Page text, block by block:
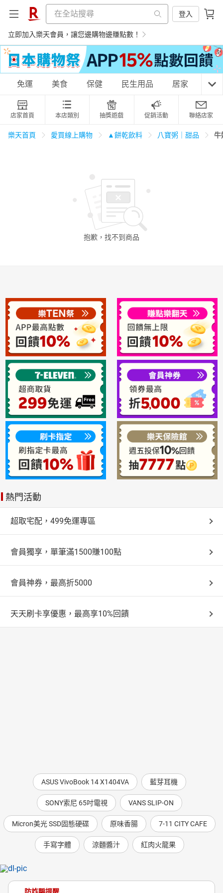
登入
立即加入樂天會員，讓您邊購物邊賺點數！
購物網分類
天天免運 美食蛋糕 養生保健 民生用品
化妝保養
免運 美食 保健 民生用品 居家 3C
店家首頁 本店類別 抽獎遊戲 促銷活動 聯絡店家
樂天首頁 愛買線上購物 ▲餅乾飲料 八寶粥｜甜品 牛
抱歉，找不到 商品
熱門活動
超取宅配，499免運專區
會員獨享，單筆滿1500賺100點
會員神券，最高折5000
天天刷卡享優惠，最高享10%回饋
ASUS VivoBook 14 X1404VA 藍芽耳機
SONY索尼 65吋電視 VANS SLIP-ON
Micron美光 SSD固態硬碟 原味香腸 7-11 CITY CAFE
手寫字體 涼麵醬汁 紅肉火龍果
防詐騙提醒